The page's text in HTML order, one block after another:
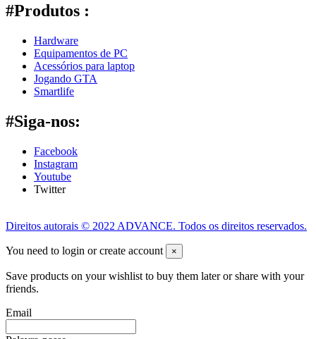
#Produtos :
Hardware
Equipamentos de PC
Acessórios para laptop
Jogando GTA
Smartlife
#Siga-nos:
Facebook
Instagram
Youtube
Twitter
Direitos autorais © 2022 ADVANCE. Todos os direitos reservados.
You need to login or create account ×
Save products on your wishlist to buy them later or share with your
friends.
Email